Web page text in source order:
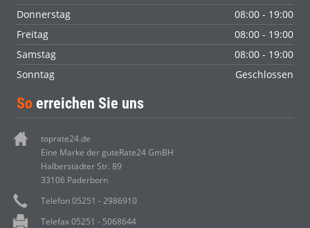
Donnerstag
08:00 - 19:00
Freitag
08:00 - 19:00
Samstag
08:00 - 19:00
Sonntag
Geschlossen
So erreichen Sie uns
toprate24.de
Eine Marke der guteRate24 GmBH
Halberstädter Str. 89
33106 Paderborn
Telefon 05251 - 2986910
Telefax 05251 - 5068644